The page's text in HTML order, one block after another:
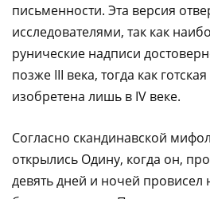
письменности. Эта версия
исследователями, так как
рунические надписи
позже III века, тогда как
изобретена лишь в IV веке.
Согласно скандинавской
открылись Одину, когда он,
девять дней и ночей